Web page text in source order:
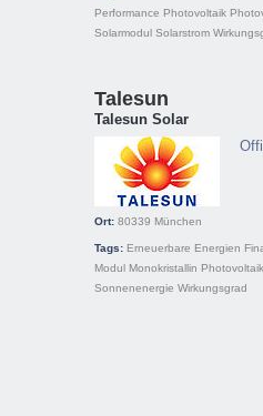
Performance Photovoltaik
Solarmodul Solarstrom
Talesun
Talesun Solar
Ort: 80339 München
Tags: Erneuerbare Energien
Modul Monokristallin Photovoltaik
Sonnenenergie Wirkungsgrad